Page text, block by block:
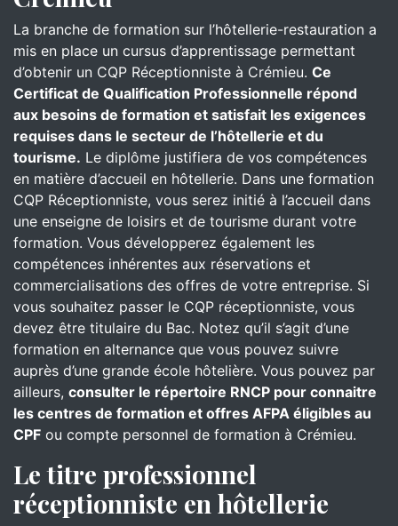
La branche de formation sur l’hôtellerie-restauration a
mis en place un cursus d’apprentissage permettant
d’obtenir un CQP Réceptionniste à Crémieu. Ce
Certificat de Qualification Professionnelle répond
aux besoins de formation et satisfait les exigences
requises dans le secteur de l’hôtellerie et du
tourisme. Le diplôme justifiera de vos compétences
en matière d’accueil en hôtellerie. Dans une formation
CQP Réceptionniste, vous serez initié à l’accueil dans
une enseigne de loisirs et de tourisme durant votre
formation. Vous développerez également les
compétences inhérentes aux réservations et
commercialisations des offres de votre entreprise. Si
vous souhaitez passer le CQP réceptionniste, vous
devez être titulaire du Bac. Notez qu’il s’agit d’une
formation en alternance que vous pouvez suivre
auprès d’une grande école hôtelière. Vous pouvez par
ailleurs, consulter le répertoire RNCP pour connaitre
les centres de formation et offres AFPA éligibles au
CPF ou compte personnel de formation à Crémieu.
Le titre professionnel
réceptionniste en hôtellerie